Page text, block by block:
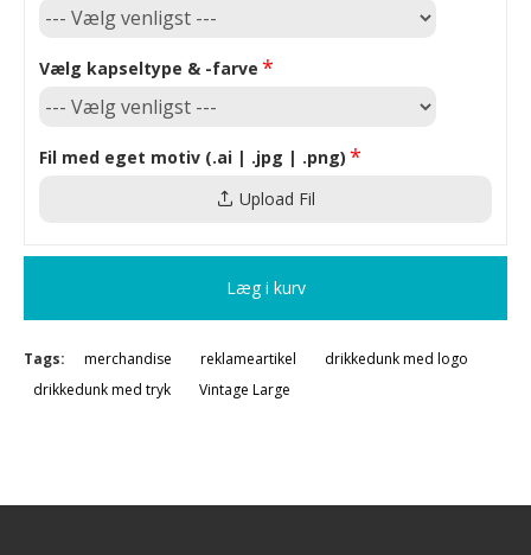
Vælg kapseltype & -farve
Fil med eget motiv (.ai | .jpg | .png)
Upload Fil
Læg i kurv
Tags: merchandise reklameartikel
drikkedunk med logo
drikkedunk med tryk
Vintage Large